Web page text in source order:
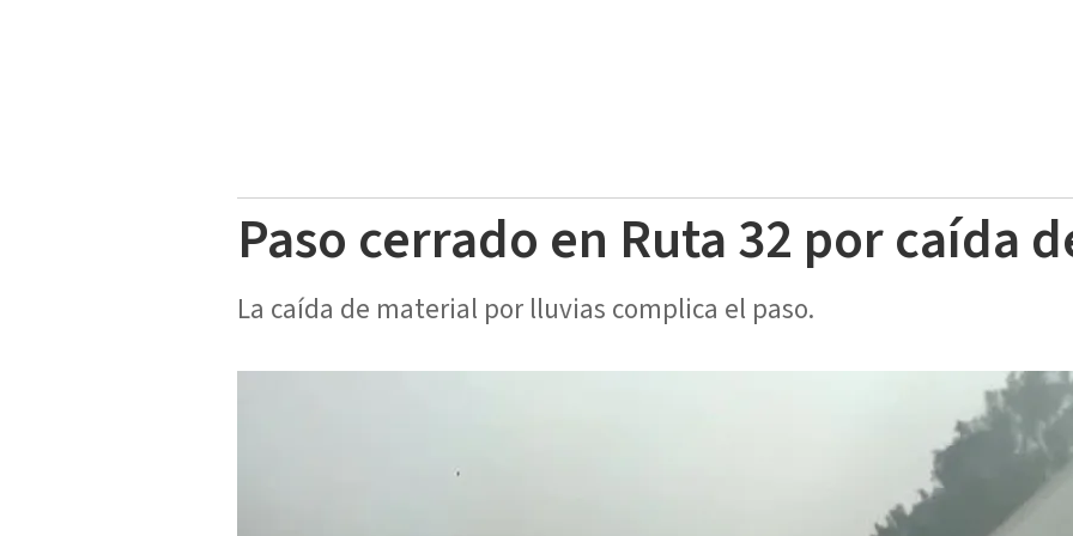
Paso cerrado en Ruta 32 por caída
La caída de material por lluvias complica el paso.